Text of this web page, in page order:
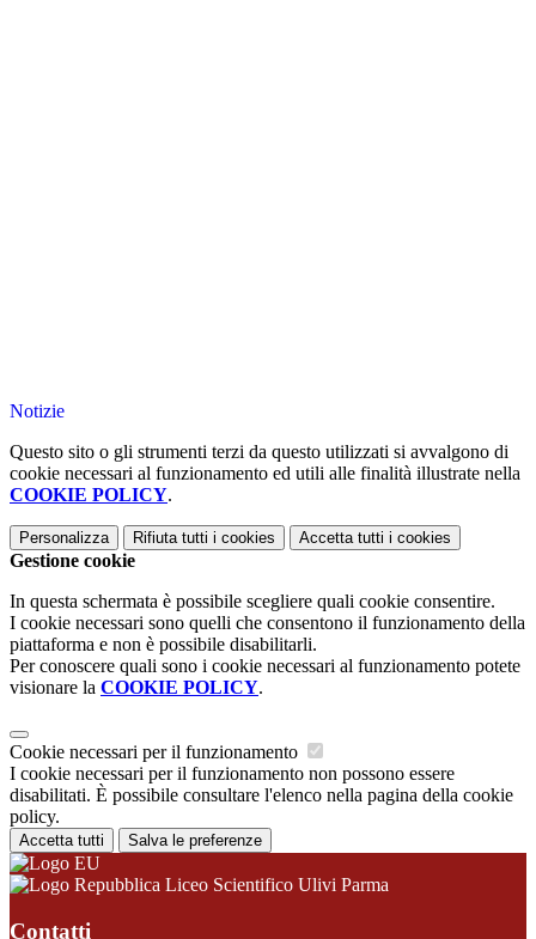
Notizie
Questo sito o gli strumenti terzi da questo utilizzati si avvalgono di
cookie necessari al funzionamento ed utili alle finalità illustrate nella
COOKIE POLICY.
Personalizza Rifiuta tutti i cookies Accetta tutti i cookies
Gestione cookie
In questa schermata è possibile scegliere quali cookie consentire.
I cookie necessari sono quelli che consentono il funzionamento della
piattaforma e non è possibile disabilitarli.
Per conoscere quali sono i cookie necessari al funzionamento potete
visionare la COOKIE POLICY.
Cookie necessari per il funzionamento
I cookie necessari per il funzionamento non possono essere
disabilitati. È possibile consultare l'elenco nella pagina della cookie
policy.
Accetta tutti Salva le preferenze
Liceo Scientifico Ulivi Parma
Contatti